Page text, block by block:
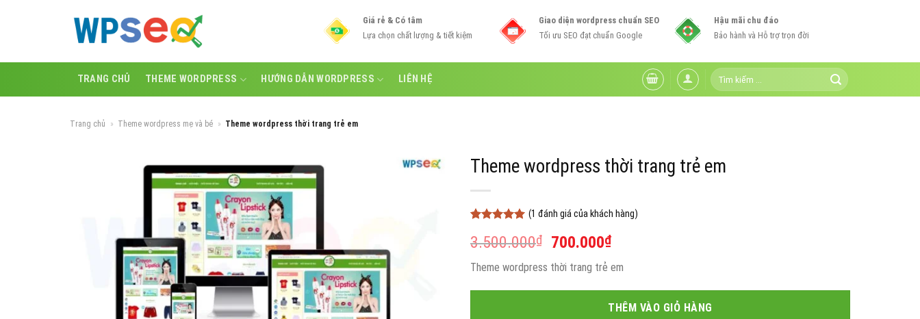
Giá rẻ & Có tâm
Lựa chọn chất lượng & tiết kiệm
Giao diện wordpress chuẩn SEO
Tối ưu SEO đạt chuẩn Google
Hậu mãi chu đáo
Bảo hành và Hỗ trợ trọn đời
TRANG CHỦ THEME WORDPRESS HƯỚNG DẪN WORDPRESS LIÊN HỆ
Tìm
kiếm:
Trang chủ » Theme wordpress mẹ và bé » Theme wordpress thời trang trẻ em
Theme wordpress thời trang trẻ em
dựa trên
(1 đánh giá của khách hàng)
3.500.000₫
Giá
gốc
là:
3.500.000₫.
700.000₫Giá
tại
là:
700.000₫.
Theme wordpress thời trang trẻ em
THÊM VÀO GIỎ HÀNG